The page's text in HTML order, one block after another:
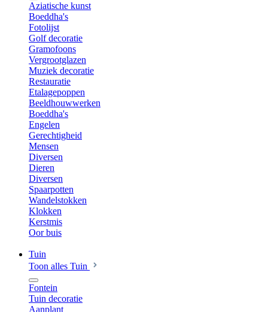
Aziatische kunst
Boeddha's
Fotolijst
Golf decoratie
Gramofoons
Vergrootglazen
Muziek decoratie
Restauratie
Etalagepoppen
Beeldhouwwerken
Boeddha's
Engelen
Gerechtigheid
Mensen
Diversen
Dieren
Diversen
Spaarpotten
Wandelstokken
Klokken
Kerstmis
Oor buis
Tuin
Toon alles Tuin
Fontein
Tuin decoratie
Aanplant